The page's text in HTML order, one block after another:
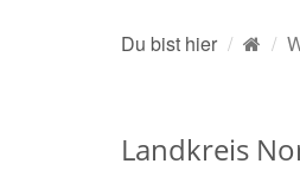
Du bist hier
Landkreis